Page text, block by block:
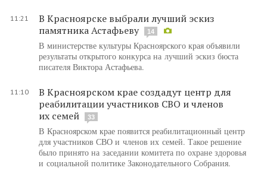
11:21
В Красноярске выбрали лучший эскиз
памятника Астафьеву
14
В министерстве культуры Красноярского края объявили
результаты открытого конкурса на лучший эскиз бюста
писателя Виктора Астафьева.
11:10
В Красноярском крае создадут центр для
реабилитации участников СВО и членов
их семей
33
В Красноярском крае появится реабилитационный центр
для участников СВО и членов их семей. Такое решение
было принято на заседании комитета по охране здоровья
и социальной политике Законодательного Собрания.